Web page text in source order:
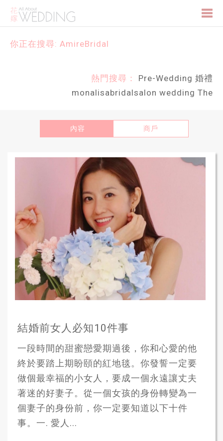
你正在搜尋: AmireBridal
熱門搜尋： Pre-Wedding 婚禮
monalisabridalsalon wedding The
內容 商戶
結婚前女人必知10件事
一段時間的甜蜜戀愛期過後，你和心愛的他
終於要踏上期盼頤的紅地毯。你發誓一定要
做個最幸福的小女人，要成一個永遠讓丈夫
著迷的好妻子。從一個女孩的身份轉變為一
個妻子的身份前，你一定要知道以下十件
事。一. 愛人...